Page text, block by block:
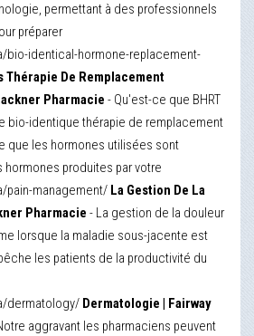
permettant à des professionnels
préparer
bio-identical-hormone-replacement-
Thérapie De Remplacement
Pharmacie - Qu'est-ce que BHRT
bio-identique thérapie de remplacement
que les hormones utilisées sont
produites par votre
pain-management/ La Gestion De La
Pharmacie - La gestion de la douleur
lorsque la maladie sous-jacente est
les patients de la productivité du
dermatology/ Dermatologie | Fairway
aggravant les pharmaciens peuvent